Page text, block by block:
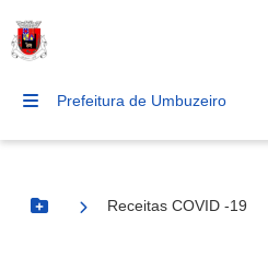
Prefeitura de Umbuzeiro
Botão Menu
Receitas COVID -19